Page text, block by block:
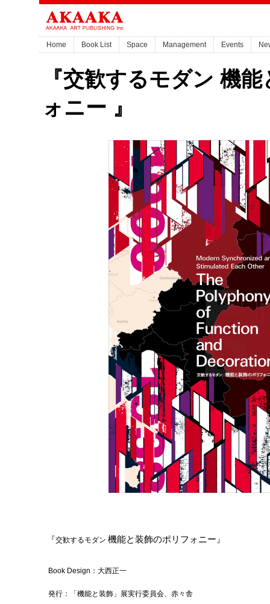
Home Book List Space Management Events
『交歓するモダン 機
ォニー 』
『交歓するモダン 機能と装飾のポリフォニー 』
Book Design：大西正一
発行：「機能と装飾」展実行委員会、赤々舎